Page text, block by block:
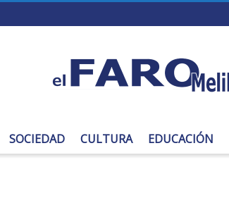
SOCIEDAD CULTURA EDUCACIÓN